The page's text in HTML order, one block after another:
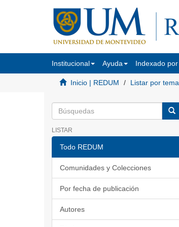
Institucional Ayuda Indexado por
Inicio | REDUM Listar por tema
LISTAR
Todo REDUM
Comunidades y Colecciones
Por fecha de publicación
Autores